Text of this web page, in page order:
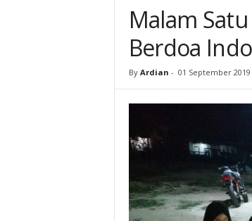
Malam
Berdoa
By Ardian - 01 September 2019